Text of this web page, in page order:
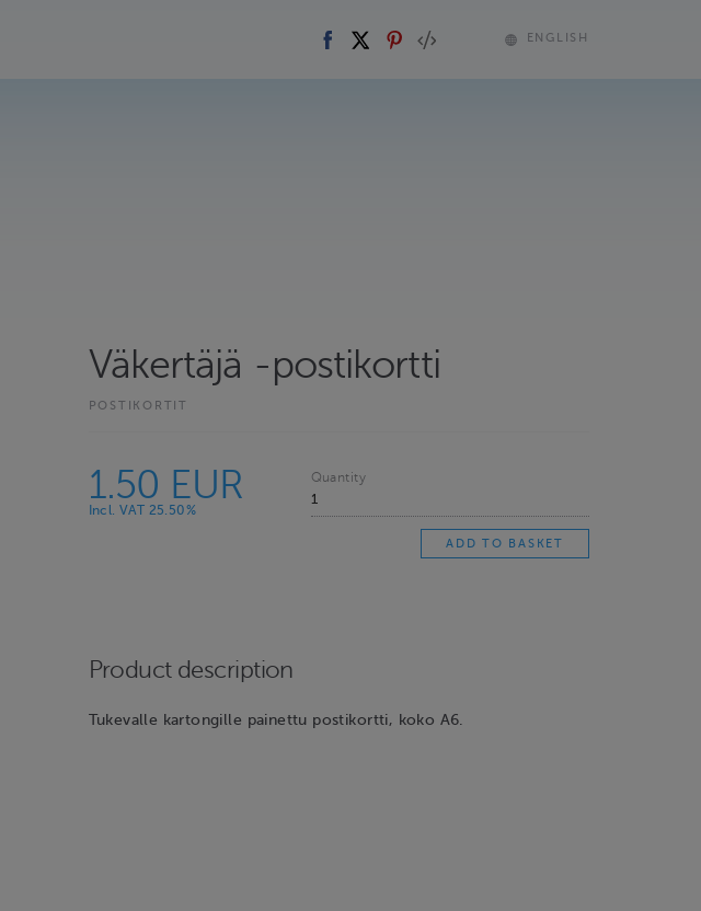
ENGLISH
Väkertäjä -postikortti
POSTIKORTIT
1.50 EUR
Incl. VAT 25.50%
Quantity
Product description
Tukevalle kartongille painettu postikortti, koko A6.